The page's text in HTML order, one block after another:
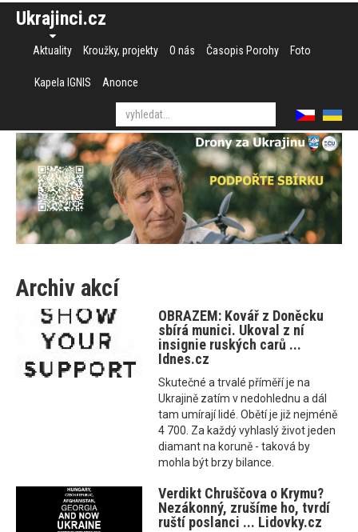
Ukrajinci.cz
Aktuality Kroužky, projekty O nás Časopis Porohy Foto
Kapela IGNIS Anonce
Archiv akcí
OBRAZEM: Kovář z Doněcku
sbírá munici. Ukoval z ní
insignie ruských carů ...
Idnes.cz
Skutečné a trvalé příměří je na
Ukrajině zatím v nedohlednu a dál
tam umírají lidé. Obětí je již nejméně
4 700. Za každý vyhlaslý život jeden
diamant na koruně - taková by
mohla být brzy bilance.
Verdikt Chruščova o Krymu?
Nezákonný, zrušíme ho, tvrdí
ruští poslanci ... Lidovky.cz